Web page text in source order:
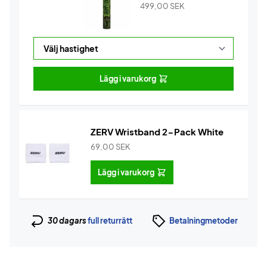
499,00 SEK
Lägg i varukorg
ZERV Wristband 2-Pack White
69,00 SEK
Lägg i varukorg
30 dagarsfull returrätt Betalningmetoder